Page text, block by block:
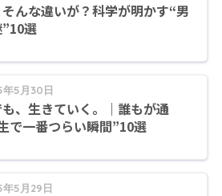
んな違いが？科学が明かす“男
選
年5月30日
、生きていく。｜誰もが通
で一番つらい瞬間”10選
年5月29日